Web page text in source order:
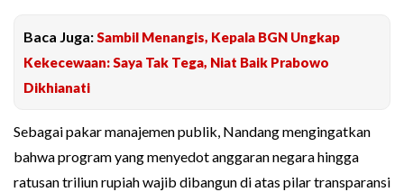
Baca Juga:Sambil Menangis, Kepala BGN Ungkap
Kekecewaan: Saya Tak Tega, Niat Baik Prabowo
Dikhianati
Sebagai pakar manajemen publik, Nandang mengingatkan
bahwa program yang menyedot anggaran negara hingga
ratusan triliun rupiah wajib dibangun di atas pilar transparansi